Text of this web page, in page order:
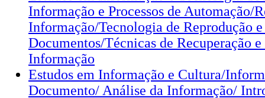
Informação e Processos de Automação/
Informação/Tecnologia de Reprodução
Documentos/Técnicas de Recuperação
Informação
Estudos em Informação e Cultura/
Documento/ Análise da Informação/